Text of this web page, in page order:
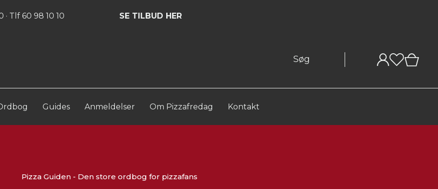
Tlf 60 98 10 10 SE TILBUD HER
Guides Anmeldelser Om Pizzafredag Kontakt
Pizza Guiden - Den store ordbog for pizzafans